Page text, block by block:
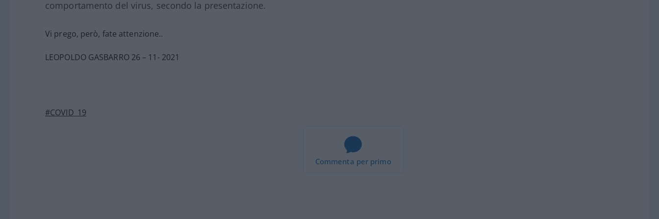
comportamento del virus, secondo la presentazione.
Vi prego, però, fate attenzione..
LEOPOLDO GASBARRO 26 – 11- 2021
#COVID_19
Commenta per primo